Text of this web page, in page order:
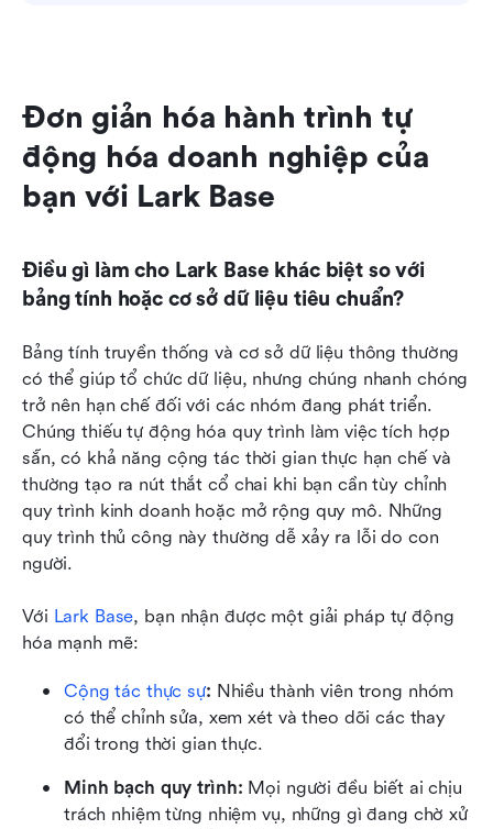
Đơn giản hóa hành trình tự
động hóa doanh nghiệp của
bạn với Lark Base
Điều gì làm cho Lark Base khác biệt so với
bảng tính hoặc cơ sở dữ liệu tiêu chuẩn?
Bảng tính truyền thống và cơ sở dữ liệu thông thường
có thể giúp tổ chức dữ liệu, nhưng chúng nhanh chóng
trở nên hạn chế đối với các nhóm đang phát triển.
Chúng thiếu tự động hóa quy trình làm việc tích hợp
sẵn, có khả năng cộng tác thời gian thực hạn chế và
thường tạo ra nút thắt cổ chai khi bạn cần tùy chỉnh
quy trình kinh doanh hoặc mở rộng quy mô. Những
quy trình thủ công này thường dễ xảy ra lỗi do con
người.
Với Lark Base, bạn nhận được một giải pháp tự động
hóa mạnh mẽ:
Cộng tác thực sự: Nhiều thành viên trong nhóm
có thể chỉnh sửa, xem xét và theo dõi các thay
đổi trong thời gian thực.
Minh bạch quy trình: Mọi người đều biết ai chịu
trách nhiệm từng nhiệm vụ, những gì đang chờ xử